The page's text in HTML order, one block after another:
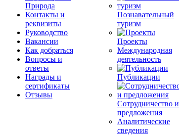
Природа
Контакты и
реквизиты
Руководство
Вакансии
Как добраться
Вопросы и
ответы
Награды и
сертификаты
Отзывы
Познавательный
туризм
Проекты
Международная
деятельность
Публикации
Сотрудничество и
предложения
Аналитические
сведения